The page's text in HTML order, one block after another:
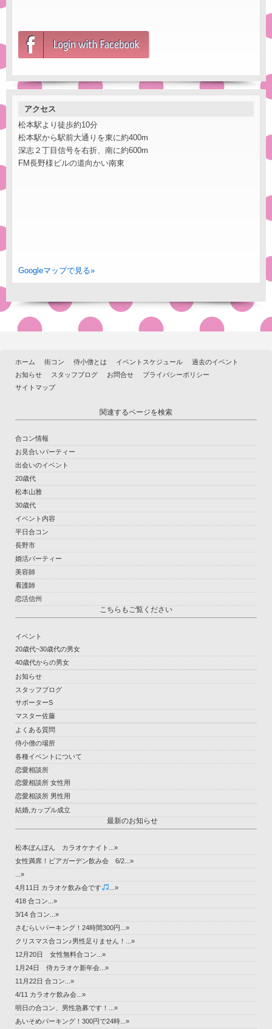
アクセス
松本駅より徒歩約10分
松本駅から駅前大通りを東に約400m
深志２丁目信号を右折、南に約600m
FM長野様ビルの道向かい南東
Googleマップで見る»
ホーム 街コン 侍小僧とは イベントスケジュール
過去のイベント
お知らせ
スタッフブログ お問合せ
プライバシーポリシー
サイトマップ
関連するページを検索
合コン情報
お見合いパーティー
出会いのイベント
20歳代
松本山雅
30歳代
イベント内容
平日合コン
長野市
婚活パーティー
美容師
看護師
恋活信州
こちらもご覧ください
イベント
20歳代~30歳代の男女
40歳代からの男女
お知らせ
スタッフブログ
サポーターS
マスター佐藤
よくある質問
侍小僧の場所
各種イベントについて
恋愛相談所
恋愛相談所 女性用
恋愛相談所 男性用
結婚,カップル成立
最新のお知らせ
松本ぼんぼん カラオケナイト...»
女性満席！ビアガーデン飲み会 6/2...»
...»
4月11日 カラオケ飲み会です
...»
418 合コン...»
3/14 合コン...»
さむらいパーキング！24時間300円...»
クリスマス合コン♪男性足りません！...»
12月20日 女性無料合コン...»
1月24日 侍カラオケ新年会...»
11月22日 合コン...»
4/11 カラオケ飲み会...»
明日の合コン、男性急募です！...»
あいそめパーキング！300円で24時...»